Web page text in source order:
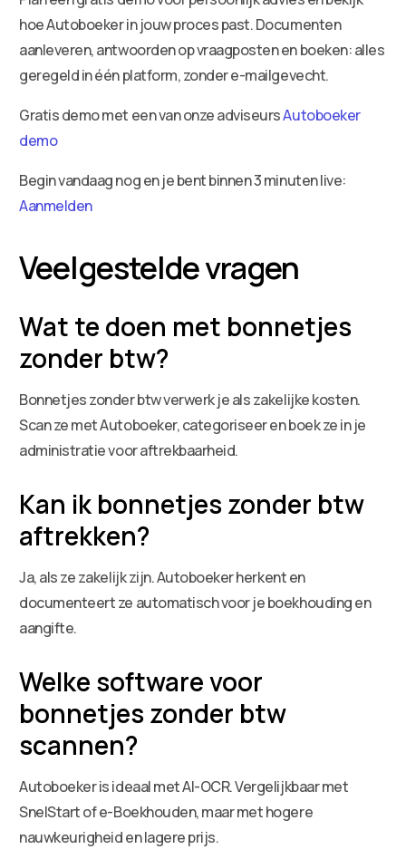
hoe Autoboeker in jouw proces past. Documenten
aanleveren, antwoorden op vraagposten en boeken: alles
geregeld in één platform, zonder e-mailgevecht.
Gratis demo met een van onze adviseursAutoboeker
demo
Begin vandaag nog en je bent binnen 3 minuten live:
Aanmelden
Veelgestelde vragen
Wat te doen met bonnetjes
zonder btw?
Bonnetjes zonder btw verwerk je als zakelijke kosten.
Scan ze met Autoboeker, categoriseer en boek ze in je
administratie voor aftrekbaarheid.
Kan ik bonnetjes zonder btw
aftrekken?
Ja, als ze zakelijk zijn. Autoboeker herkent en
documenteert ze automatisch voor je boekhouding en
aangifte.
Welke software voor
bonnetjes zonder btw
scannen?
Autoboeker is ideaal met AI-OCR. Vergelijkbaar met
SnelStart of e-Boekhouden, maar met hogere
nauwkeurigheid en lagere prijs.